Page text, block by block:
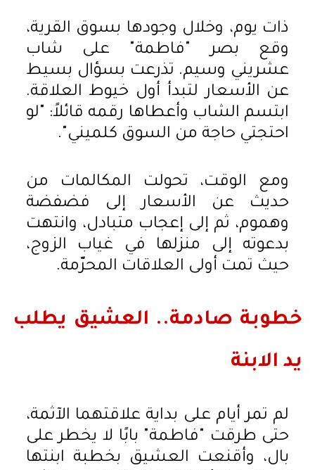
ذات يوم، وخلال وجودها بسوق القرية،
وقع بصر "فاطمة" على شاب
عشريني وسيم. تذرعت بسؤال بسيط
عن الأسعار لتبدأ أول خيوط العلاقة.
ابتسم الشاب وأعطاها رقمه قائلاً: "لو
احتجتي حاجة من السوق كلميني".
ومع الوقت، تحولت المكالمات من
حديث عن الأسعار إلى فضفضة
وهموم، ثم إلى إعجاب متبادل، وانتهت
بدعوته إلى منزلها في غياب الزوج،
حيث تمت أولى العلاقات المحرّمة.
خطوبة صادمة.. العشيق يطلب
يد الابنة
لم تمر أيام على بداية علاقتهما الآثمة،
حتى طرقت "فاطمة" بابًا لا يخطر على
بال، وأقنعت العشيق بخطبة ابنتها